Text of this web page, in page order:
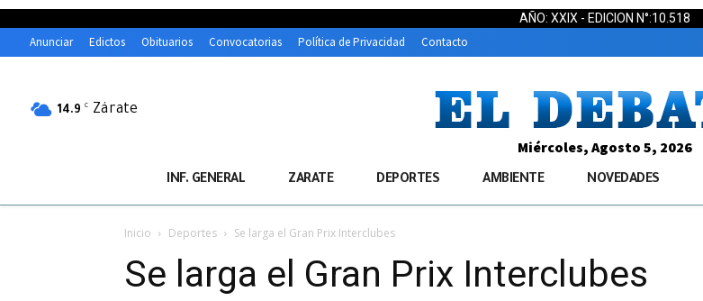
AÑO: XXIX - EDICION N°:10.518
Anunciar Edictos Obituarios Convocatorias Política de Privacidad Contacto
14.9 C Zárate
Miércoles, Agosto 5, 2026
INF. GENERAL ZARATE DEPORTES AMBIENTE NOVEDADES
Inicio Deportes Se larga el Gran Prix Interclubes
Se larga el Gran Prix Interclubes